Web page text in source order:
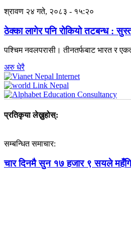
श्रावण २४ गते, २०८३ - १५:२०
ठेक्का लागेर पनि रोकियो तटबन्ध :
पश्चिम नवलपरासी। तीनतर्फबाट भारत र
अरु धेरै
प्रतिकृया लेख्नुहोस्:
सम्बन्धित समाचार:
चार दिनमै सुन १७ हजार ९ सयले